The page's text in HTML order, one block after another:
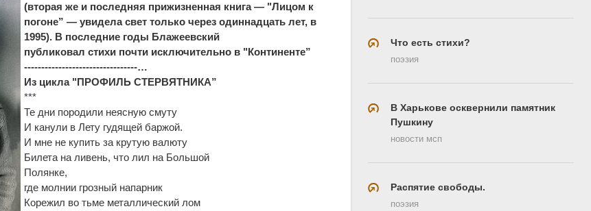
(вторая же и последняя прижизненная книга — "Лицом к
погоне” — увидела свет только через одиннадцать лет, в
1995). В последние годы Блажеевский
публиковал стихи почти исключительно в "Континенте”
---------------------------------…
Из цикла "ПРОФИЛЬ СТЕРВЯТНИКА”
***
Те дни породили неясную смуту
И канули в Лету гудящей баржой.
И мне не купить за крутую валюту
Билета на ливень, что лил на Большой
Полянке,
где молнии грозный напарник
Корежил во тьме металлический лом
Что есть стихи?
поэзия
В Харькове осквернили памятник
Пушкину
новости мсп
Распятие свободы.
поэзия